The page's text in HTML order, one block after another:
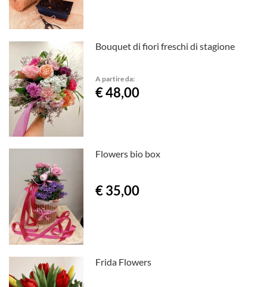
Bouquet di fiori freschi di stagione
A partire da:
€ 48,00
Flowers bio box
€ 35,00
Frida Flowers